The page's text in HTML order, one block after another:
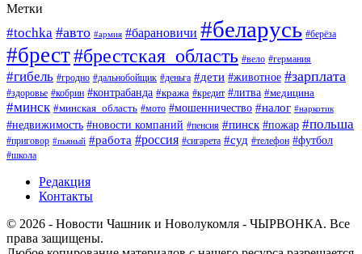
Метки
#tochka #авто #армия #барановичи #беларусь #берёза
#брест#брестская_область #вело #германия
#гибель #гродно #дальнобойщик #деньга #дети #животное #зарплата
#здоровье #кобрин #контрабанда #кража #кредит #литва #медицина
#минск #минская_область #мото #мошенничество #налог #наркотик
#недвижимость #новости компаний #пенсия #пинск #пожар #польша
#приговор #пьяный #работа #россия #сигарета #суд #телефон #футбол
#школа
Редакция
Контакты
© 2026 - Новости Чашник и Новолукомля - ЧЫРВОНКА. Все
права защищены.